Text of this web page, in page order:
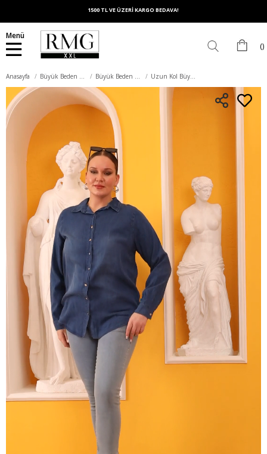
1500 TL VE ÜZERİ KARGO BEDAVA!
Menü
Anasayfa Büyük Beden Üst Giyim Büyük Beden Gömlek Uzun Kol Büyük Beden Mavi Gömlek